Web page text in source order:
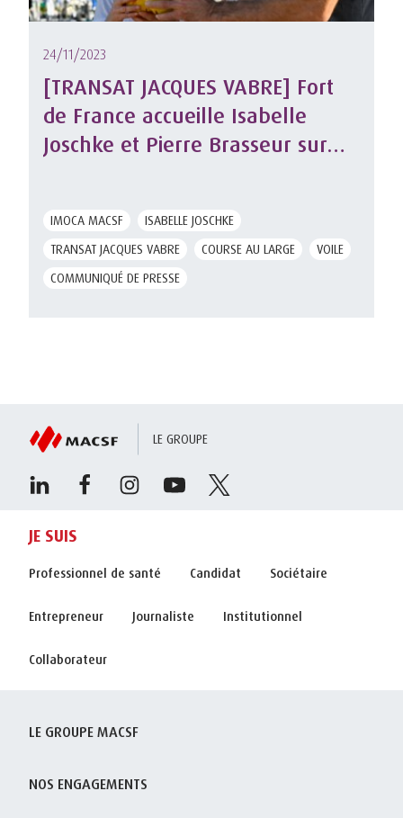
24/11/2023
[TRANSAT JACQUES VABRE] Fort
de France accueille Isabelle
Joschke et Pierre Brasseur sur
IMOCA MACSF
ISABELLE JOSCHKE
TRANSAT JACQUES VABRE
COURSE AU LARGE
VOILE
COMMUNIQUÉ DE PRESSE
LE GROUPE
JE SUIS
Professionnel de santé Candidat Sociétaire
Entrepreneur Journaliste Institutionnel
Collaborateur
LE GROUPE MACSF
NOS ENGAGEMENTS